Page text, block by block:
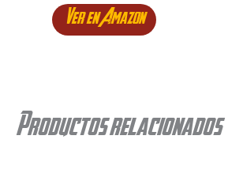
Ver en Amazon
Productos relacionados